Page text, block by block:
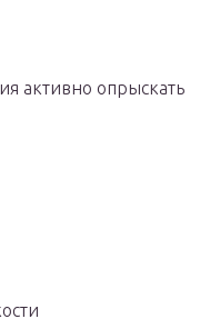
активно опрыскать